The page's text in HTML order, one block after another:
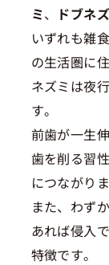
ミ、 ドブネ
いずれも雑
の生活圏に
ネズミは夜
す。
前歯が一生
歯を削る習
につながりま
また、わず
あれば侵入
特徴です。